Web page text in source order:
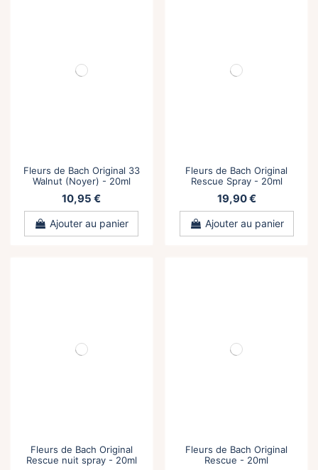
Fleurs de Bach Original 33
Walnut (Noyer) - 20ml
10,95 €
Ajouter au panier
Fleurs de Bach Original
Rescue Spray - 20ml
19,90 €
Ajouter au panier
Fleurs de Bach Original
Rescue nuit spray - 20ml
Fleurs de Bach Original
Rescue - 20ml